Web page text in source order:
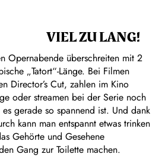
VIEL ZU LANG!
Opernabende überschreiten mit 2
„Tatort“-Länge. Bei Filmen
Director’s Cut, zahlen im Kino
oder streamen bei der Serie noch
gerade so spannend ist. Und dank
kann man entspannt etwas trinken
Gehörte und Gesehene
Gang zur Toilette machen.